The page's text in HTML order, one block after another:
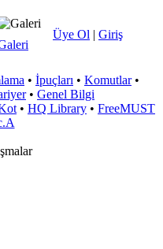
Üye Ol | Giriş
• İpuçları • Komutlar•
• Genel Bilgi
• HQ Library • FreeMUST